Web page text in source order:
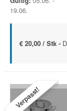
19.06.
€ 20,00 / Stk -
Verpasst!